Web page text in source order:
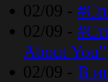
02/09 -
02/09 -
About You”
02/09 - В